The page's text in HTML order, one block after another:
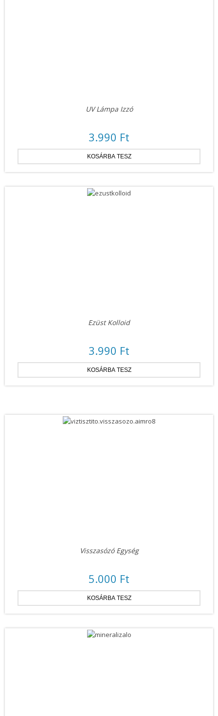
UV Lámpa Izzó
3.990 Ft
Ezüst Kolloid
3.990 Ft
Visszasózó Egység
5.000 Ft